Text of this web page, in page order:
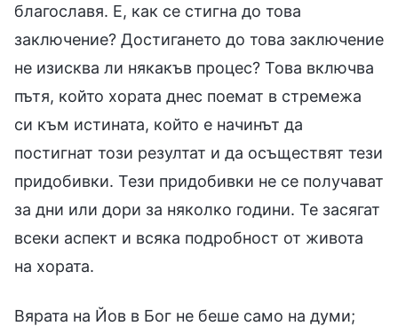
благославя. Е, как се стигна до това
заключение? Достигането до това заключение
не изисква ли някакъв процес? Това включва
пътя, който хората днес поемат в стремежа
си към истината, който е начинът да
постигнат този резултат и да осъществят тези
придобивки. Тези придобивки не се получават
за дни или дори за няколко години. Те засягат
всеки аспект и всяка подробност от живота
на хората.
Вярата на Йов в Бог не беше само на думи;